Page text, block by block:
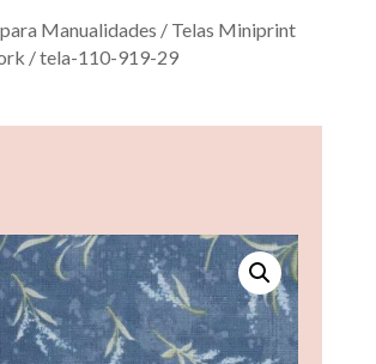
Manualidades / Telas Miniprint
/ tela-110-919-29